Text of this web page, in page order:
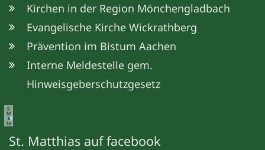
Kirchen in der Region Mönchengladbach
Evangelische Kirche Wickrathberg
Prävention im Bistum Aachen
Interne Meldestelle gem.
Hinweisgeberschutzgesetz
©
M
e
ta
St. Matthias auf facebook